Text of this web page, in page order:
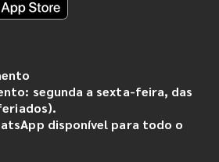
segunda a sexta-feira, das
disponível para todo o